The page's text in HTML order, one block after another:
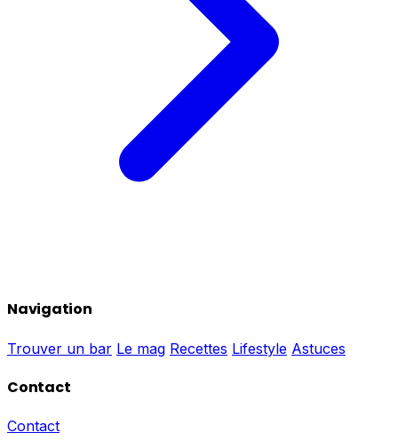
Navigation
Trouver un bar Le mag Recettes Lifestyle Astuces
Contact
Contact